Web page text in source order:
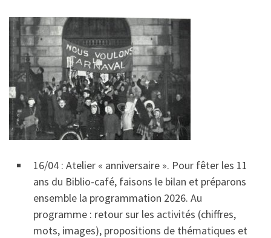
16/04 : Atelier « anniversaire ». Pour fêter les 11
ans du Biblio-café, faisons le bilan et préparons
ensemble la programmation 2026. Au
programme : retour sur les activités (chiffres,
mots, images), propositions de thématiques et